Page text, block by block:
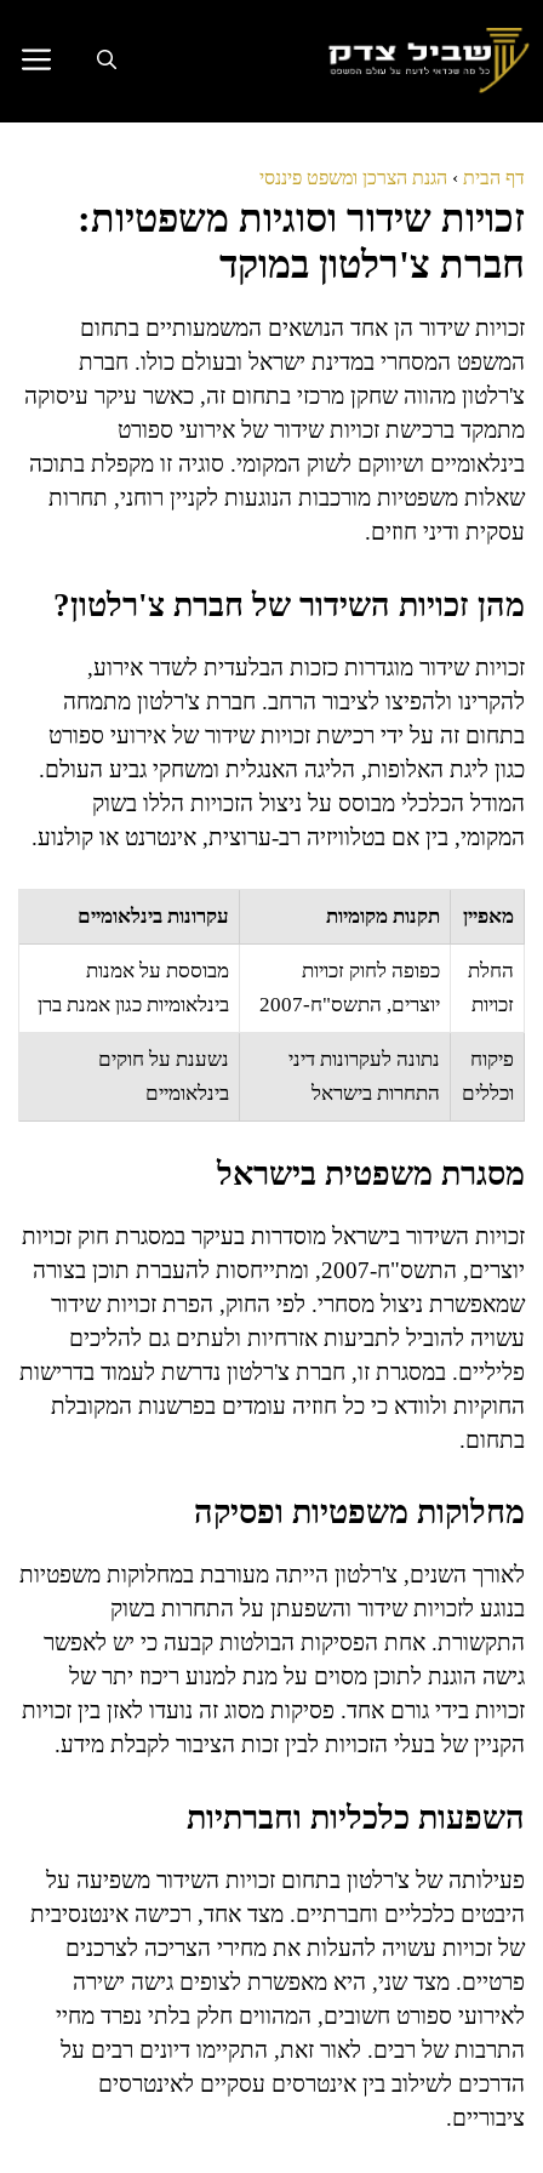
לתוכן
דף הבית › הגנת הצרכן ומשפט פיננסי
זכויות שידור וסוגיות משפטיות:
חברת צ'רלטון במוקד
זכויות שידור הן אחד הנושאים המשמעותיים בתחום
המשפט המסחרי במדינת ישראל ובעולם כולו. חברת
צ'רלטון מהווה שחקן מרכזי בתחום זה, כאשר עיקר עיסוקה
מתמקד ברכישת זכויות שידור של אירועי ספורט
בינלאומיים ושיווקם לשוק המקומי. סוגיה זו מקפלת בתוכה
שאלות משפטיות מורכבות הנוגעות לקניין רוחני, תחרות
עסקית ודיני חוזים.
מהן זכויות השידור של חברת צ'רלטון?
זכויות שידור מוגדרות כזכות הבלעדית לשדר אירוע,
להקרינו ולהפיצו לציבור הרחב. חברת צ'רלטון מתמחה
בתחום זה על ידי רכישת זכויות שידור של אירועי ספורט
כגון ליגת האלופות, הליגה האנגלית ומשחקי גביע העולם.
המודל הכלכלי מבוסס על ניצול הזכויות הללו בשוק
המקומי, בין אם בטלוויזיה רב-ערוצית, אינטרנט או קולנוע.
מאפיין תקנות מקומיות עקרונות בינלאומיים
החלת
זכויות
כפופה לחוק זכויות
יוצרים, התשס"ח-2007
מבוססת על אמנות
בינלאומיות כגון אמנת ברן
פיקוח
וכללים
נתונה לעקרונות דיני
התחרות בישראל
נשענת על חוקים
בינלאומיים
מסגרת משפטית בישראל
זכויות השידור בישראל מוסדרות בעיקר במסגרת חוק זכויות
יוצרים, התשס"ח-2007, ומתייחסות להעברת תוכן בצורה
שמאפשרת ניצול מסחרי. לפי החוק, הפרת זכויות שידור
עשויה להוביל לתביעות אזרחיות ולעתים גם להליכים
פליליים. במסגרת זו, חברת צ'רלטון נדרשת לעמוד בדרישות
החוקיות ולוודא כי כל חוזיה עומדים בפרשנות המקובלת
בתחום.
מחלוקות משפטיות ופסיקה
לאורך השנים, צ'רלטון הייתה מעורבת במחלוקות משפטיות
בנוגע לזכויות שידור והשפעתן על התחרות בשוק
התקשורת. אחת הפסיקות הבולטות קבעה כי יש לאפשר
גישה הוגנת לתוכן מסוים על מנת למנוע ריכוז יתר של
זכויות בידי גורם אחד. פסיקות מסוג זה נועדו לאזן בין זכויות
הקניין של בעלי הזכויות לבין זכות הציבור לקבלת מידע.
השפעות כלכליות וחברתיות
פעילותה של צ'רלטון בתחום זכויות השידור משפיעה על
היבטים כלכליים וחברתיים. מצד אחד, רכישה אינטנסיבית
של זכויות עשויה להעלות את מחירי הצריכה לצרכנים
פרטיים. מצד שני, היא מאפשרת לצופים גישה ישירה
לאירועי ספורט חשובים, המהווים חלק בלתי נפרד מחיי
התרבות של רבים. לאור זאת, התקיימו דיונים רבים על
הדרכים לשילוב בין אינטרסים עסקיים לאינטרסים
ציבוריים.